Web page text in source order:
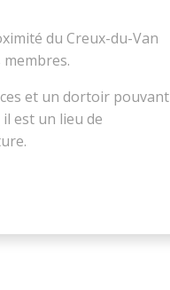
du Creux-du-Van
et un dortoir pouvant
est un lieu de